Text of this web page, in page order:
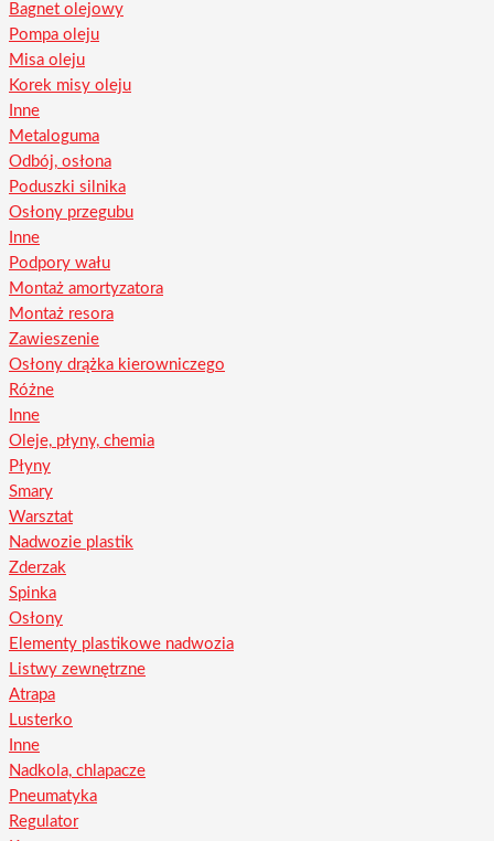
Bagnet olejowy
Pompa oleju
Misa oleju
Korek misy oleju
Inne
Metaloguma
Odbój, osłona
Poduszki silnika
Osłony przegubu
Inne
Podpory wału
Montaż amortyzatora
Montaż resora
Zawieszenie
Osłony drążka kierowniczego
Różne
Inne
Oleje, płyny, chemia
Płyny
Smary
Warsztat
Nadwozie plastik
Zderzak
Spinka
Osłony
Elementy plastikowe nadwozia
Listwy zewnętrzne
Atrapa
Lusterko
Inne
Nadkola, chlapacze
Pneumatyka
Regulator